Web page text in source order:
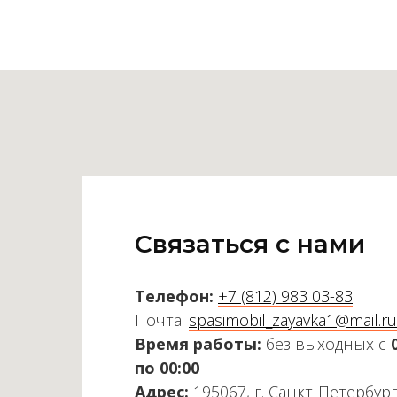
Связаться с нами
Телефон: +7 (812) 983 03-83
Почта: spasimobil_zayavka1@mail.ru
Время работы: без выходных с
по 00:00
Адрес: 195067, г. Санкт-